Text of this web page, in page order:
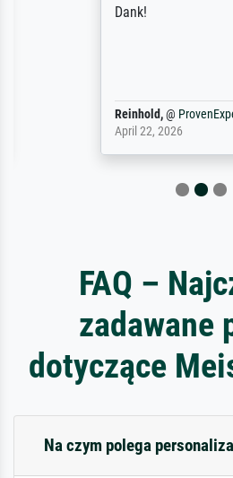
Reinhold,@ProvenExpert
April 22, 2026
FAQ –
zadawane
dotyczące
Na czym polega